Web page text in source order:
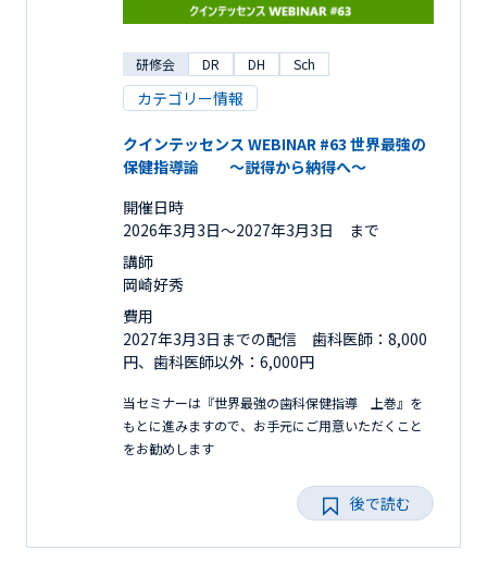
研修会 DR DH Sch
カテゴリー情報
クインテッセンス WEBINAR #63 世界最強の
保健指導論 ～説得から納得へ～
開催日時
2026年3月3日〜2027年3月3日 まで
講師
岡崎好秀
費用
2027年3月3日までの配信 歯科医師：8,000
円、歯科医師以外：6,000円
当セミナーは『世界最強の歯科保健指導 上巻』を
もとに進みますので、お手元にご用意いただくこと
をお勧めします
後で読む